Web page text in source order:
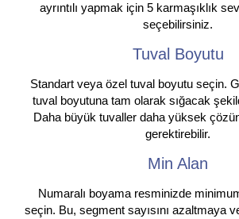
ayrıntılı yapmak için 5 karmaşıklık
seçebilirsiniz.
Tuval Boyutu
Standart veya özel tuval boyutu seçin.
tuval boyutuna tam olarak sığacak
Daha büyük tuvaller daha yüksek
gerektirebilir.
Min Alan
Numaralı boyama resminizde
seçin. Bu, segment sayısını azaltmaya